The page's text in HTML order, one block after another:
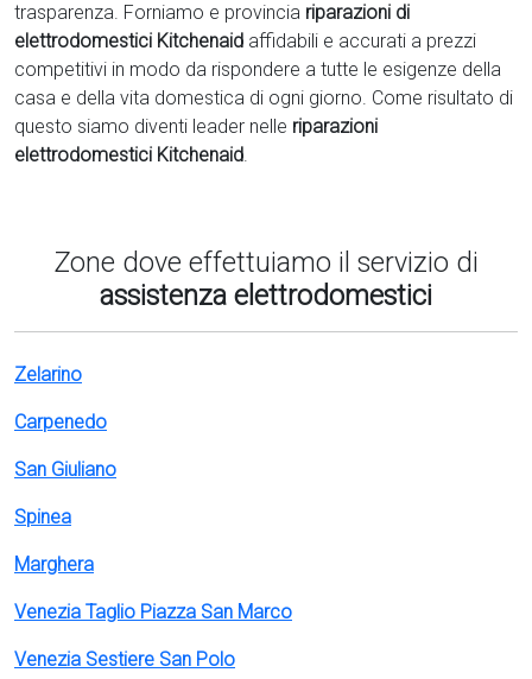
trasparenza. Forniamo e provincia riparazioni di
elettrodomestici Kitchenaid affidabili e accurati a prezzi
competitivi in modo da rispondere a tutte le esigenze della
casa e della vita domestica di ogni giorno. Come risultato di
questo siamo diventi leader nelle riparazioni
elettrodomestici Kitchenaid.
Zone dove effettuiamo il servizio di
assistenza elettrodomestici
Zelarino
Carpenedo
San Giuliano
Spinea
Marghera
Venezia Taglio Piazza San Marco
Venezia Sestiere San Polo